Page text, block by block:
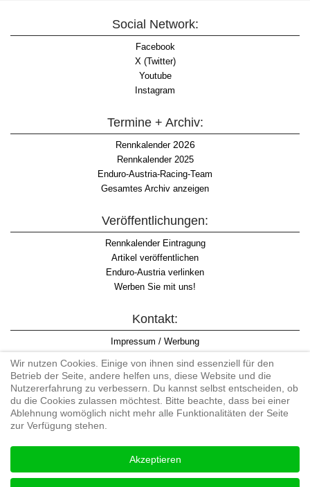
Social Network:
Facebook
X (Twitter)
Youtube
Instagram
Termine + Archiv:
Rennkalender2026
Rennkalender 2025
Enduro-Austria-Racing-Team
Gesamtes Archiv anzeigen
Veröffentlichungen:
Rennkalender Eintragung
Artikel veröffentlichen
Enduro-Austria verlinken
Werben Sie mit uns!
Kontakt:
Impressum / Werbung
Informationspflicht WKO
AGB
#enduroaustria, #wirlebenenduro #enduroaustriaracingteam
Enduro-Austria, Enduro, Endurosport, Endurocross, Endurotraining,
Wir nutzen Cookies. Einige von ihnen sind essenziell für den
Betrieb der Seite, andere helfen uns, diese Website und die
Nutzererfahrung zu verbessern. Du kannst selbst entscheiden, ob
du die Cookies zulassen möchtest. Bitte beachte, dass bei einer
Ablehnung womöglich nicht mehr alle Funktionalitäten der Seite
zur Verfügung stehen.
Akzeptieren